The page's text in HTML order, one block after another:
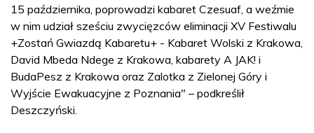
15 października, poprowadzi kabaret Czesuaf, a weźmie
w nim udział sześciu zwycięzców eliminacji XV Festiwalu
+Zostań Gwiazdą Kabaretu+ - Kabaret Wolski z Krakowa,
David Mbeda Ndege z Krakowa, kabarety A JAK! i
BudaPesz z Krakowa oraz Zalotka z Zielonej Góry i
Wyjście Ewakuacyjne z Poznania" – podkreślił
Deszczyński.